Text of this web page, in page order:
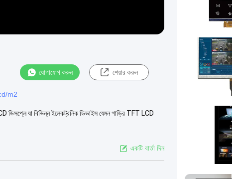
যোগাযোগ করুন শেয়ার করুন
m2
যা বিভিন্ন ইলেকট্রনিক ডিভাইস যেমন গাড়ির TFT LCD
একটি বার্তা দিন